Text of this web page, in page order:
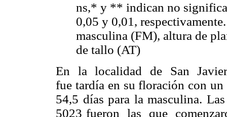
ns,* y ** indican no
0,05 y 0,01,
masculina (FM), altura de
de tallo (AT)
En la localidad de San
fue tardía en su floración con
54,5 días para la masculina.
5023 fueron las que